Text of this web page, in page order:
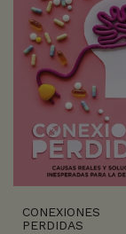
CONEXIONES
PERDIDAS